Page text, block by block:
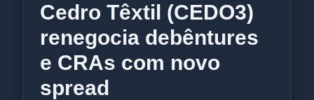
Cedro Têxtil (CEDO3)
renegocia debêntures
e CRAs com novo
spread